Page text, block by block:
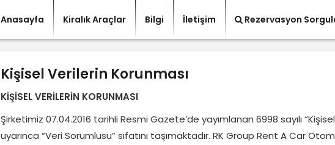
Anasayfa Kiralık Araçlar Bilgi İletişim Rezervasyon
Kişisel Verilerin Korunması
KİŞİSEL VERİLERİN KORUNMASI
Şirketimiz 07.04.2016 tarihli Resmi Gazete’de yayımlanan 6998 sayılı
uyarınca “Veri Sorumlusu” sıfatını taşımaktadır. RK Group Rent A Car